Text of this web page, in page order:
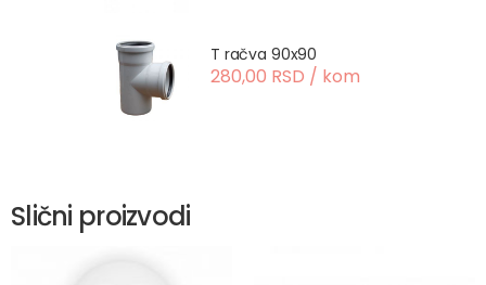
T račva 90x90
280,00 RSD / kom
Slični proizvodi